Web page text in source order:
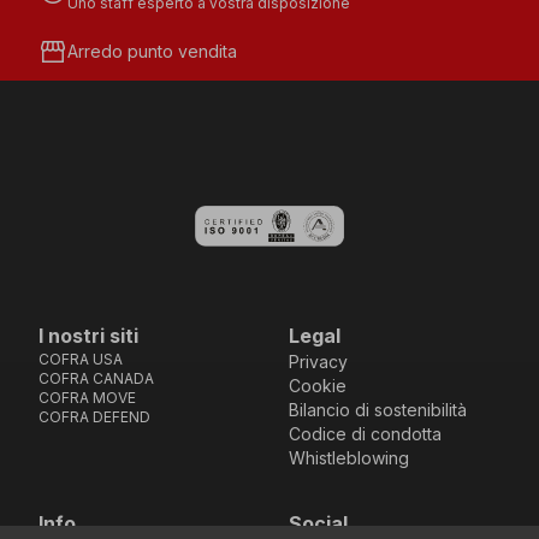
storefrontArredo punto vendita
I nostri siti
COFRA USA
COFRA CANADA
COFRA MOVE
COFRA DEFEND
Legal
Privacy
Cookie
Bilancio di sostenibilità
Codice di condotta
Whistleblowing
Info Social